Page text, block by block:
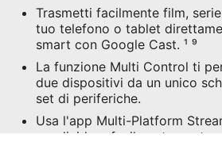
Trasmetti facilmente film,
tuo telefono o tablet
smart con Google Cast. ¹ ⁹
La funzione Multi Control ti
due dispositivi da un unico
set di periferiche.
Usa l'app Multi-Platform
condividere facilmente